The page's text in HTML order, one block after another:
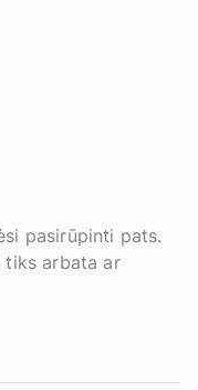
pasirūpinti pats.
tiks arbata ar